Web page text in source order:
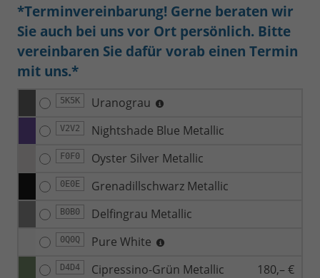
*Terminvereinbarung! Gerne beraten wir
Sie auch bei uns vor Ort persönlich. Bitte
vereinbaren Sie dafür vorab einen Termin
mit uns.*
5K5K Uranograu
V2V2 Nightshade Blue Metallic
F0F0 Oyster Silver Metallic
0E0E Grenadillschwarz Metallic
B0B0 Delfingrau Metallic
0Q0Q Pure White
D4D4 Cipressino-Grün Metallic 180,– €